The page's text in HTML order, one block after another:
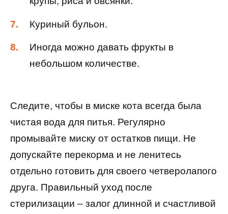
Куриный бульон.
Иногда можно давать фрукты в
небольшом количестве.
Следите, чтобы в миске кота всегда была
чистая вода для питья. Регулярно
промывайте миску от остатков пищи. Не
допускайте перекорма и не ленитесь
отдельно готовить для своего четверолапого
друга. Правильный уход после
стерилизации – залог длинной и счастливой